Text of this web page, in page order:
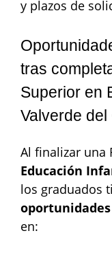
y plazos de
tras
Superior en
Valverde del
Al finalizar una
Educación
los graduados
en: